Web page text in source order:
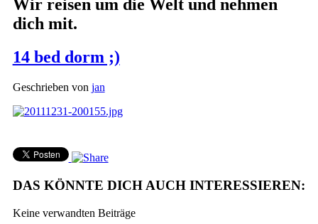
Wir reisen um die Welt und nehmen
dich mit.
14 bed dorm ;)
Geschrieben von jan
DAS KÖNNTE DICH AUCH INTERESSIEREN:
Keine verwandten Beiträge